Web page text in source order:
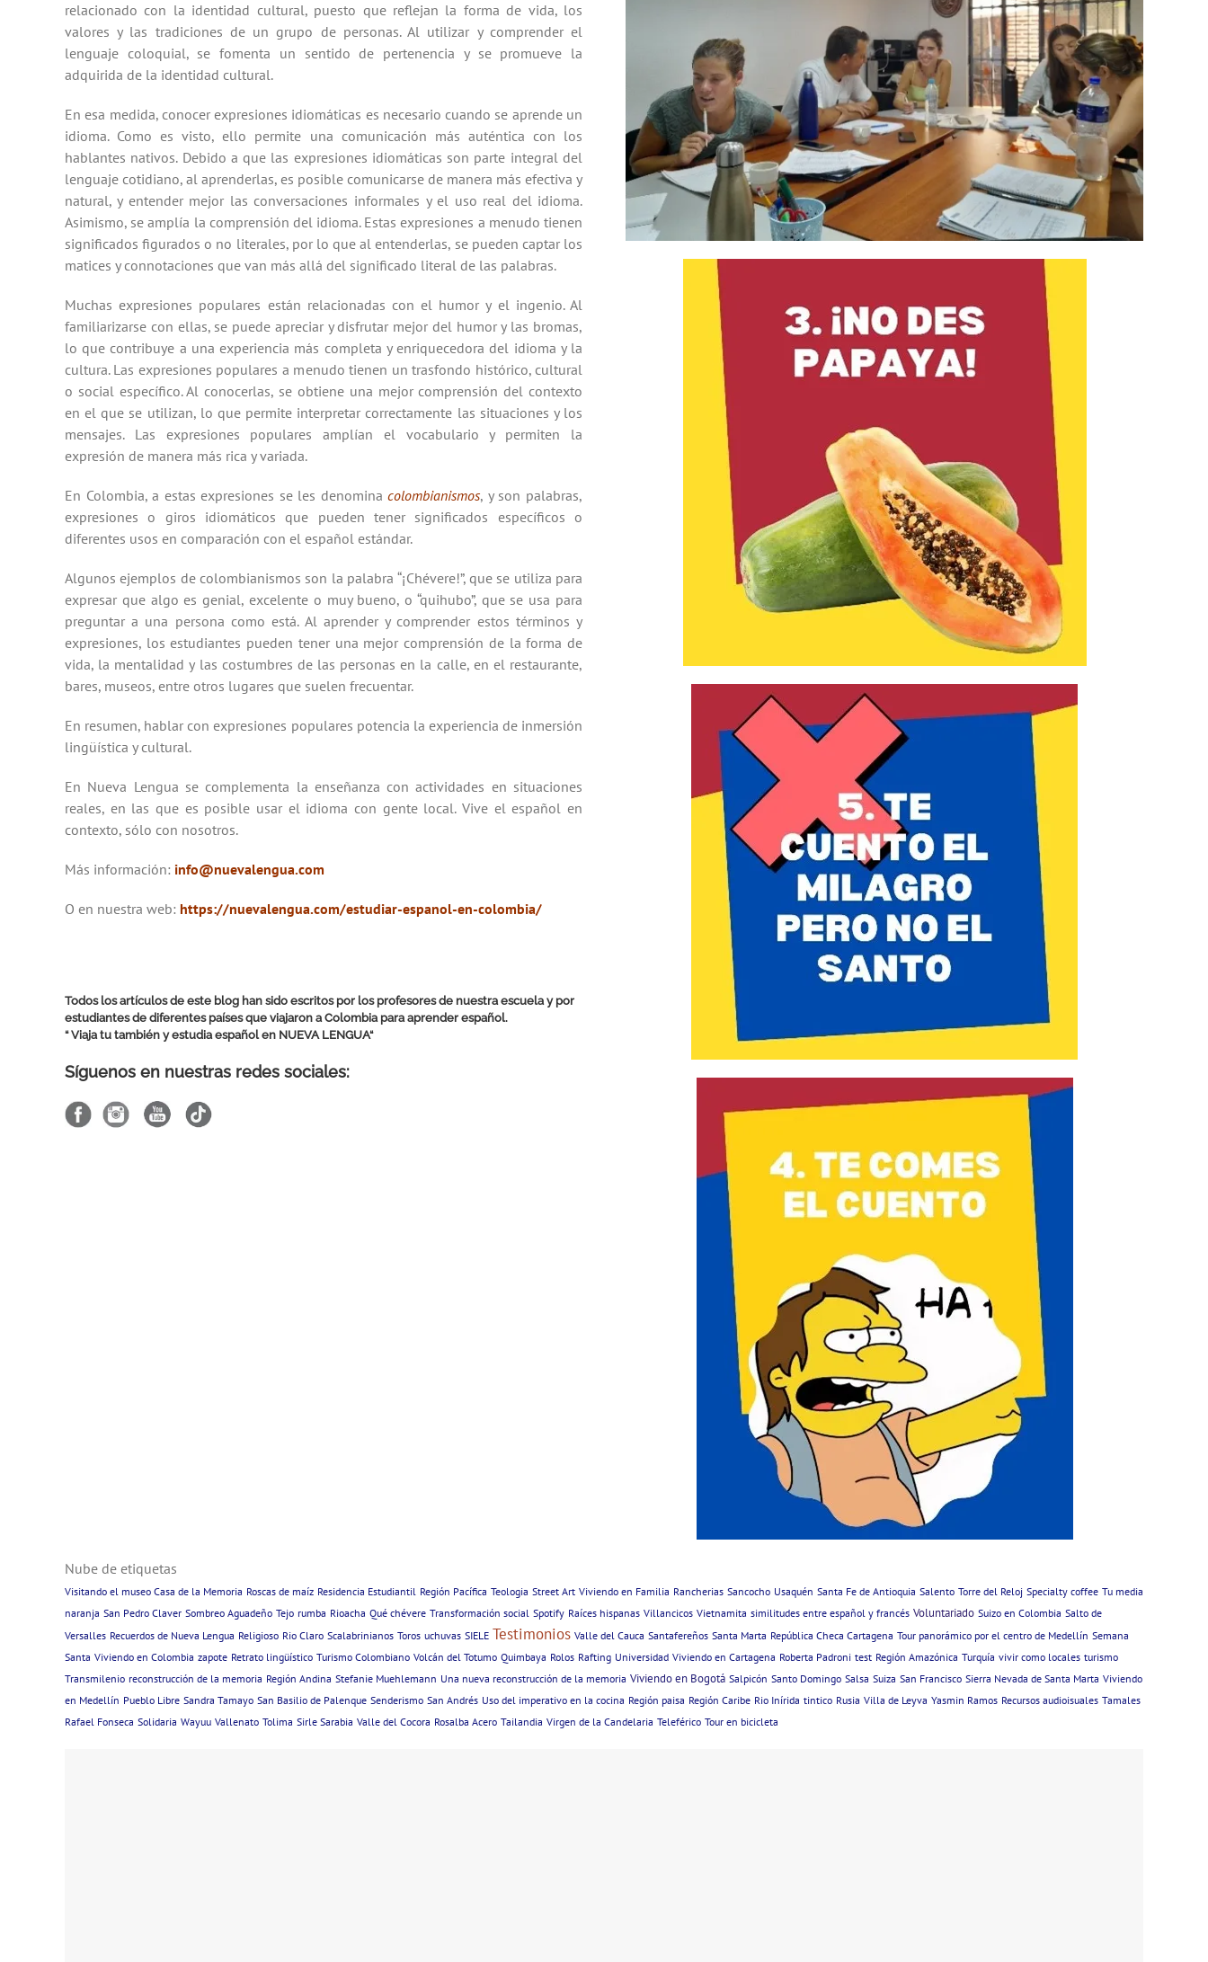
relacionado con la identidad cultural, puesto que reflejan la forma de vida, los
valores y las tradiciones de un grupo de personas. Al utilizar y comprender el
lenguaje coloquial, se fomenta un sentido de pertenencia y se promueve la
adquirida de la identidad cultural.
En esa medida, conocer expresiones idiomáticas es necesario cuando se aprende un
idioma. Como es visto, ello permite una comunicación más auténtica con los
hablantes nativos. Debido a que las expresiones idiomáticas son parte integral del
lenguaje cotidiano, al aprenderlas, es posible comunicarse de manera más efectiva y
natural, y entender mejor las conversaciones informales y el uso real del idioma.
Asimismo, se amplía la comprensión del idioma. Estas expresiones a menudo tienen
significados figurados o no literales, por lo que al entenderlas, se pueden captar los
matices y connotaciones que van más allá del significado literal de las palabras.
Muchas expresiones populares están relacionadas con el humor y el ingenio. Al
familiarizarse con ellas, se puede apreciar y disfrutar mejor del humor y las bromas,
lo que contribuye a una experiencia más completa y enriquecedora del idioma y la
cultura. Las expresiones populares a menudo tienen un trasfondo histórico, cultural
o social específico. Al conocerlas, se obtiene una mejor comprensión del contexto
en el que se utilizan, lo que permite interpretar correctamente las situaciones y los
mensajes. Las expresiones populares amplían el vocabulario y permiten la
expresión de manera más rica y variada.
En Colombia, a estas expresiones se les denominacolombianismos, y son palabras,
expresiones o giros idiomáticos que pueden tener significados específicos o
diferentes usos en comparación con el español estándar.
Algunos ejemplos de colombianismos son la palabra “¡Chévere!”, que se utiliza para
expresar que algo es genial, excelente o muy bueno, o “quihubo”, que se usa para
preguntar a una persona como está. Al aprender y comprender estos términos y
expresiones, los estudiantes pueden tener una mejor comprensión de la forma de
vida, la mentalidad y las costumbres de las personas en la calle, en el restaurante,
bares, museos, entre otros lugares que suelen frecuentar.
En resumen, hablar con expresiones populares potencia la experiencia de inmersión
lingüística y cultural.
En Nueva Lengua se complementa la enseñanza con actividades en situaciones
reales, en las que es posible usar el idioma con gente local. Vive el español en
contexto, sólo con nosotros.
Más información: info@nuevalengua.com
O en nuestra web: https://nuevalengua.com/estudiar-espanol-en-colombia/
Todos los artículos de este blog han sido escritos por los profesores de nuestra escuela y por
estudiantes de diferentes países que viajaron a Colombia para aprender español.
“ Viaja tu también y estudia español en NUEVA LENGUA“
Síguenos en nuestras redes sociales:
Nube de etiquetas
Visitando el museo Casa de la Memoria Roscas de maíz Residencia Estudiantil Región Pacífica Teologia Street Art Viviendo en Familia Rancherias Sancocho Usaquén Santa Fe de Antioquia Salento Torre del Reloj Specialty coffee Tu media
naranja San Pedro Claver Sombreo Aguadeño Tejo rumba Rioacha Qué chévere Transformación social Spotify Raíces hispanas Villancicos Vietnamita similitudes entre español y francés Voluntariado Suizo en Colombia Salto de
Versalles Recuerdos de Nueva Lengua Religioso Rio Claro Scalabrinianos Toros uchuvas SIELE Testimonios Valle del Cauca Santafereños Santa Marta República Checa Cartagena Tour panorámico por el centro de Medellín Semana
Santa Viviendo en Colombia zapote Retrato lingüístico Turismo Colombiano Volcán del Totumo Quimbaya Rolos Rafting Universidad Viviendo en Cartagena Roberta Padroni test Región Amazónica Turquía vivir como locales turismo
Transmilenio reconstrucción de la memoria Región Andina Stefanie Muehlemann Una nueva reconstrucción de la memoria Viviendo en Bogotá Salpicón Santo Domingo Salsa Suiza San Francisco Sierra Nevada de Santa Marta Viviendo
en Medellín Pueblo Libre Sandra Tamayo San Basilio de Palenque Senderismo San Andrés Uso del imperativo en la cocina Región paisa Región Caribe Rio Inírida tintico Rusia Villa de Leyva Yasmin Ramos Recursos audioisuales Tamales
Rafael Fonseca Solidaria Wayuu Vallenato Tolima Sirle Sarabia Valle del Cocora Rosalba Acero Tailandia Virgen de la Candelaria Teleférico Tour en bicicleta